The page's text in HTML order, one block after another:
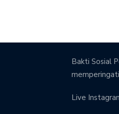
Bakti Sosial
Live